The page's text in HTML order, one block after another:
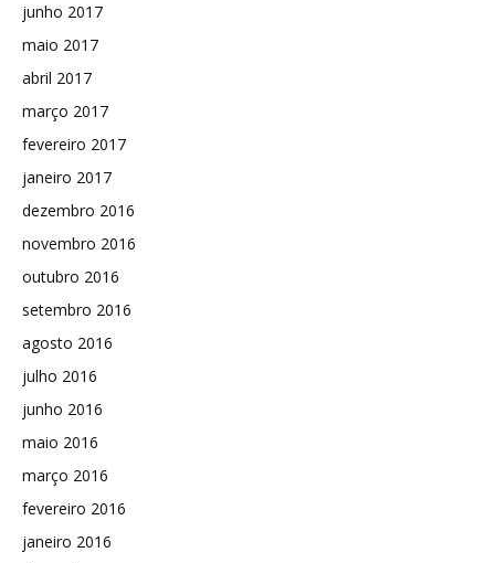
junho 2017
maio 2017
abril 2017
março 2017
fevereiro 2017
janeiro 2017
dezembro 2016
novembro 2016
outubro 2016
setembro 2016
agosto 2016
julho 2016
junho 2016
maio 2016
março 2016
fevereiro 2016
janeiro 2016